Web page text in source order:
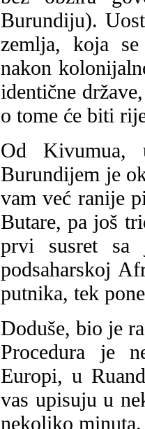
Burundiju).
zemlja, koja
nakon
identične
o tome će biti
Od Kivumua,
Burundijem je
vam već ranije
Butare, pa još
prvi susret sa
podsaharskoj
putnika, tek
Doduše, bio je
Procedura je
Europi, u
vas upisuju u
nekoliko minuta.